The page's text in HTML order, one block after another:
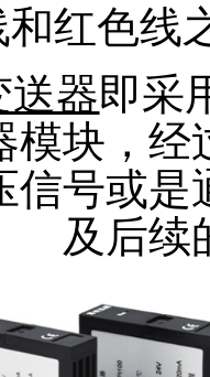
和红色线
送器即采
模块，
信号或
及后续